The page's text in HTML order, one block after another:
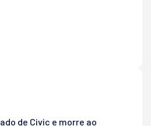
de Civic e morre ao